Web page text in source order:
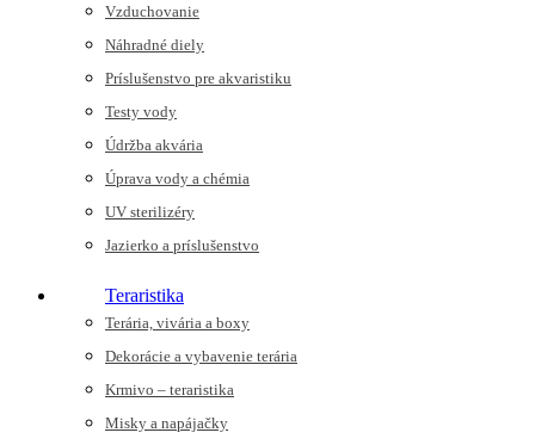
Vzduchovanie
Náhradné diely
Príslušenstvo pre akvaristiku
Testy vody
Údržba akvária
Úprava vody a chémia
UV sterilizéry
Jazierko a príslušenstvo
Teraristika
Terária, vivária a boxy
Dekorácie a vybavenie terária
Krmivo – teraristika
Misky a napájačky